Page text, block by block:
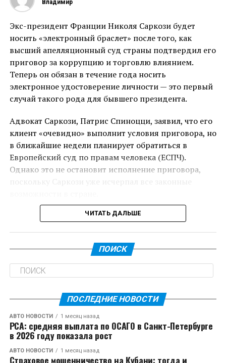
стратегическое значение для США и их систем
раннего предупреждения о баллистических ракетах,
так как через остров проходит кратчайший маршрут
между Европой и Северной Америкой.
Во время своего предыдущего президентского
срока Трамп в 2019 году уже высказывал интерес к
покупке Гренландии, но это предложение было
сразу отклонено как Данией, так и властями острова.
Тогда премьер-министр Дании Метте Фредериксен
назвала предложение Трампа «абсурдным», что
вызвало его резкую реакцию. Он охарактеризовал ее
отказ как «отвратительный» и отменил свой визит в
Копенгаген.
независимость от Дании, однако остров с
населением около 56 000 человек, который зависит
от значительных бюджетных трансфертов из
Копенгагена, пока не воспользовался этим правом.
В тот же день Трамп также заявил о намерении
каналом, обвинив Панаму в высоких тарифах за
использование этого водного пути, что вызвало
резкую реакцию со стороны президента Панамы
Хосе Рауля Молино.
Владимир
Экс-президент Франции Николя Саркози будет
носить «электронный браслет» после того, как
высший апелляционный суд страны подтвердил его
приговор за коррупцию и торговлю влиянием.
Теперь он обязан в течение года носить
электронное удостоверение личности — это первый
случай такого рода для бывшего президента.
Адвокат Саркози, Патрис Спиноцци, заявил, что его
клиент «очевидно» выполнит условия приговора, но
в ближайшие недели планирует обратиться в
Европейский суд по правам человека (ЕСПЧ).
Однако это не остановит исполнение приговора,
Спиноцци назвал это «печальным днем», когда экс-
судьям, чтобы оспорить действия государства,
которым он когда-то руководил. Саркози
настаивает на своей полной невиновности и не
собирается останавливаться в своей борьбе.
Несмотря на свои юридические проблемы, 69-
популярность среди правых политиков во Франции
и, по слухам, пользуется поддержкой президента
Эммануэля Макрона.
ЧИТАТЬ ДАЛЬШЕ
ПОИСК
ПОСЛЕДНИЕ НОВОСТИ
АВТО НОВОСТИ 1 месяц назад
РСА: средняя выплата по ОСАГО в Санкт-Петербурге
в 2026 году показала рост
АВТО НОВОСТИ 1 месяц назад
Страховое мошенничество на Кубани: тогда и